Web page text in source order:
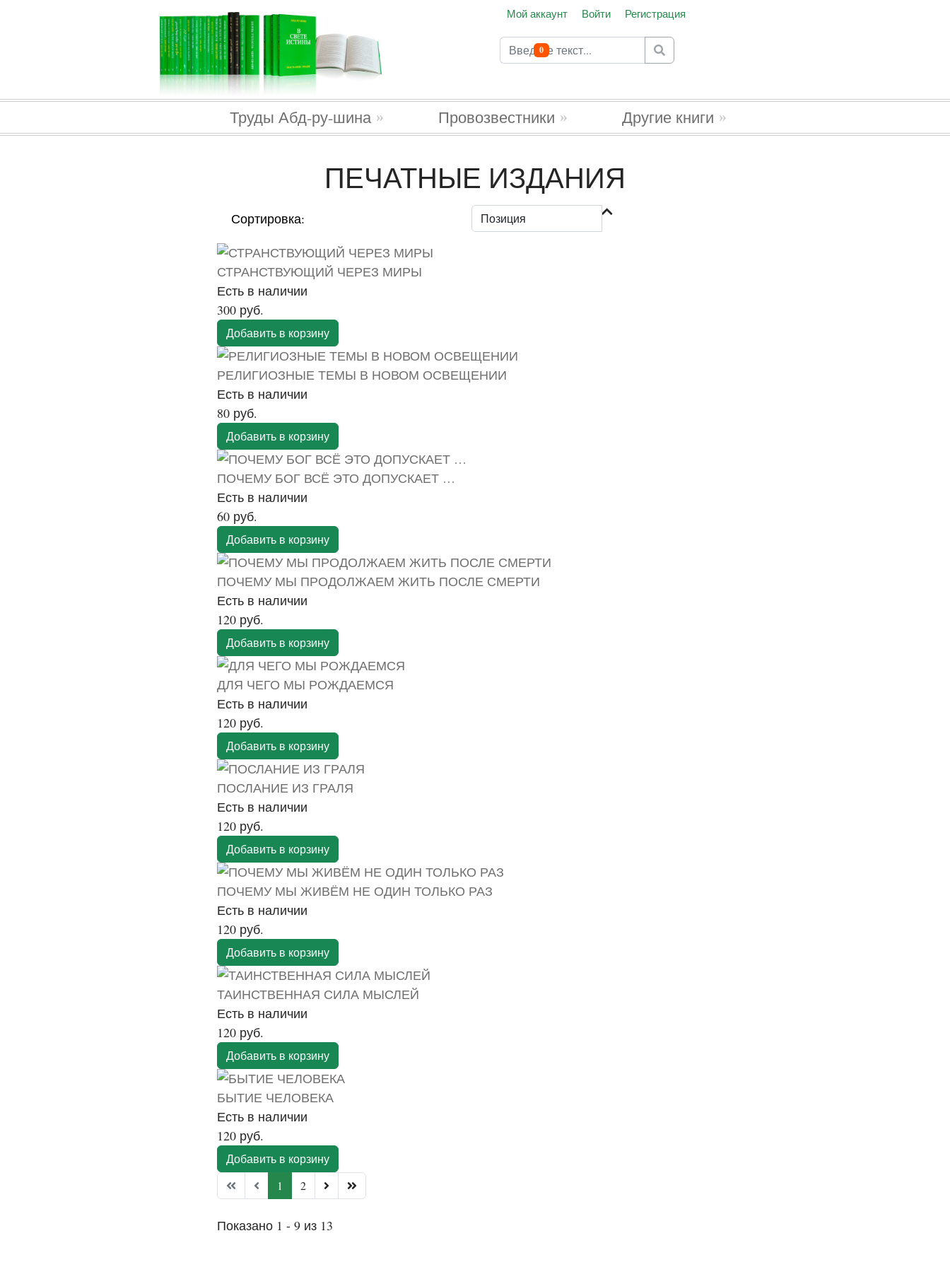
Мой аккаунт Войти Регистрация
Поиск 0В корзину
Труды Абд-ру-шина Провозвестники Другие книги
ПЕЧАТНЫЕ ИЗДАНИЯ
Сортировка:
СТРАНСТВУЮЩИЙ ЧЕРЕЗ МИРЫ
Есть в наличии
300 руб.
Добавить в корзину
РЕЛИГИОЗНЫЕ ТЕМЫ В НОВОМ ОСВЕЩЕНИИ
Есть в наличии
80 руб.
Добавить в корзину
ПОЧЕМУ БОГ ВСЁ ЭТО ДОПУСКАЕТ …
Есть в наличии
60 руб.
Добавить в корзину
ПОЧЕМУ МЫ ПРОДОЛЖАЕМ ЖИТЬ ПОСЛЕ СМЕРТИ
Есть в наличии
120 руб.
Добавить в корзину
ДЛЯ ЧЕГО МЫ РОЖДАЕМСЯ
Есть в наличии
120 руб.
Добавить в корзину
ПОСЛАНИЕ ИЗ ГРАЛЯ
Есть в наличии
120 руб.
Добавить в корзину
ПОЧЕМУ МЫ ЖИВЁМ НЕ ОДИН ТОЛЬКО РАЗ
Есть в наличии
120 руб.
Добавить в корзину
ТАИНСТВЕННАЯ СИЛА МЫСЛЕЙ
Есть в наличии
120 руб.
Добавить в корзину
БЫТИЕ ЧЕЛОВЕКА
Есть в наличии
120 руб.
Добавить в корзину
1
2
Показано 1 - 9 из 13